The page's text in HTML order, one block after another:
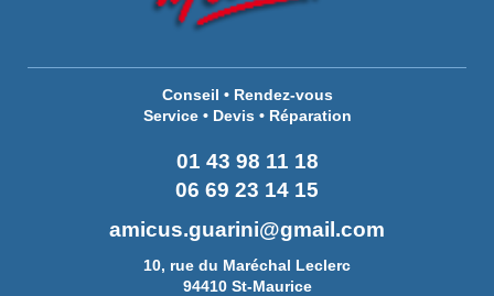
Conseil • Rendez-vous
Service • Devis • Réparation
01 43 98 11 18
06 69 23 14 15
amicus.guarini@gmail.com
10, rue du Maréchal Leclerc
94410 St-Maurice